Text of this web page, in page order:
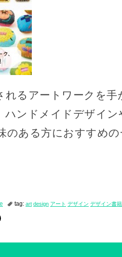
れるアートワークを手
ハンドメイドデザイ
のある方におすすめ
tag: art design アート デザイン デザイン書籍